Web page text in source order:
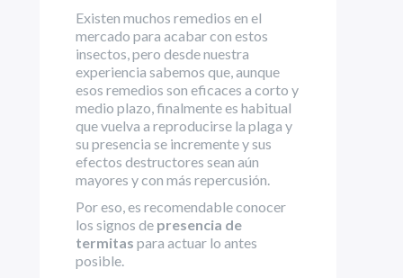
Existen muchos remedios en el
mercado para acabar con estos
insectos, pero desde nuestra
experiencia sabemos que, aunque
esos remedios son eficaces a corto y
medio plazo, finalmente es habitual
que vuelva a reproducirse la plaga y
su presencia se incremente y sus
efectos destructores sean aún
mayores y con más repercusión.
Por eso, es recomendable conocer
los signos de presencia de
termitas para actuar lo antes
posible.